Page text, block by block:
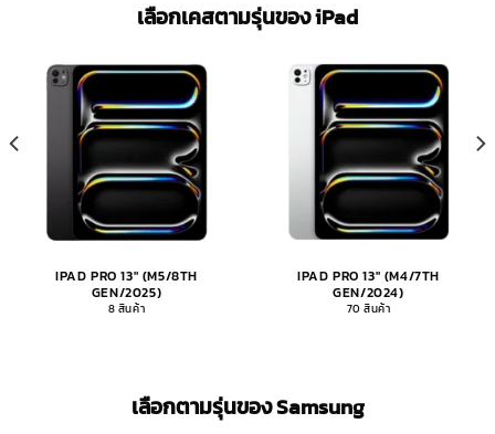
เลือกเคสตามรุ่นของ iPad​
IPAD PRO 13" (M5/8TH
GEN/2025)
8 สินค้า
IPAD PRO 13" (M4/7TH
GEN/2024)
70 สินค้า
เลือกตามรุ่นของ Samsung